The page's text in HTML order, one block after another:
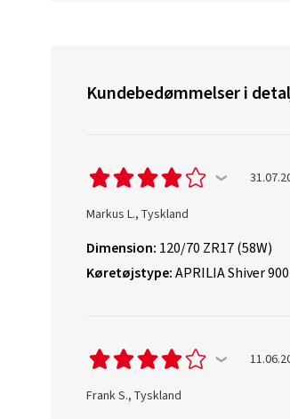
Kundebedømmelser i
Markus L., Tyskland
Dimension: 120/70 ZR17 (58W)
Køretøjstype:APRILIA Shiver
Frank S., Tyskland